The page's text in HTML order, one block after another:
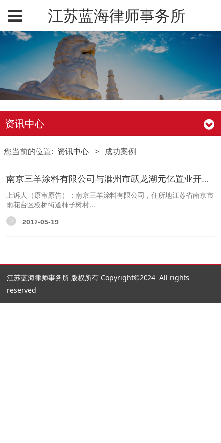
江苏蓝海律师事务所
资讯中心
您当前的位置: 资讯中心 > 成功案例
南京三羊涂料有限公司与滁州市跃龙湖元亿置业开发有限公司装饰装修合同纠纷二审民事判
2017-05-19
上诉人（原审原告）：南京三羊涂料有限公司，住所地江苏省南京市
雨花台区板桥街道柿子树村...
江苏蓝海律师事务所 版权所有 Copyright©2024 All rights
reserved